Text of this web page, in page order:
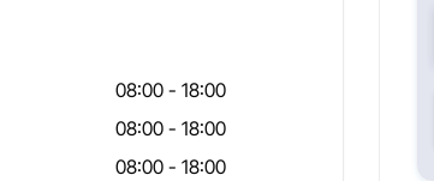
08:00 - 18:00
08:00 - 18:00
08:00 - 18:00